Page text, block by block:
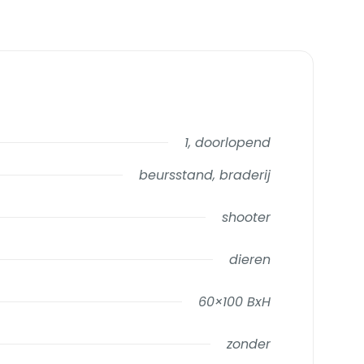
1, doorlopend
beursstand, braderij
shooter
dieren
60×100 BxH
zonder